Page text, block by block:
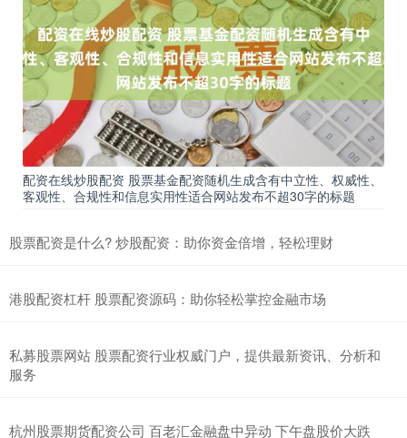
配资在线炒股配资 股票基金配资随机生成含有中立性、权威性、
客观性、合规性和信息实用性适合网站发布不超30字的标题
股票配资是什么? 炒股配资：助你资金倍增，轻松理财
港股配资杠杆 股票配资源码：助你轻松掌控金融市场
私募股票网站 股票配资行业权威门户，提供最新资讯、分析和
服务
杭州股票期货配资公司 百老汇金融盘中异动 下午盘股价大跌